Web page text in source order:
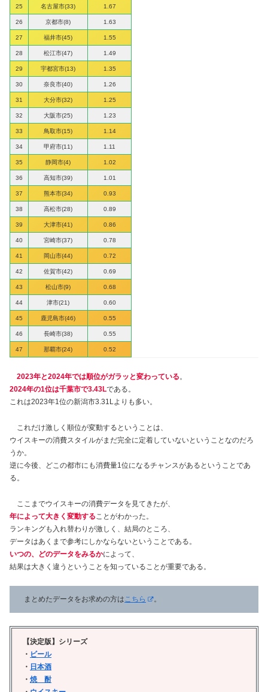
25 名古屋市(33) 1.67
26 京都市(8) 1.63
27 福井市(45) 1.55
28 松江市(47) 1.49
29 宇都宮市(13) 1.35
30 奈良市(40) 1.26
31 大分市(32) 1.25
32 大阪市(25) 1.23
33 鳥取市(15) 1.14
34 甲府市(11) 1.11
35 静岡市(4) 1.02
36 高知市(39) 1.01
37 熊本市(34) 0.93
38 高松市(28) 0.89
39 大津市(41) 0.86
40 宮崎市(37) 0.78
41 岡山市(44) 0.72
42 佐賀市(42) 0.69
43 松山市(9) 0.68
44 津市(21) 0.60
45 鹿児島市(46) 0.55
46 長崎市(38) 0.55
47 那覇市(24) 0.52
2023年と2024年では順位がガラッと変わっている。
2024年の1位は千葉市で3.43Lである。
これは2023年1位の新潟市3.31Lよりも多い。
これだけ激しく順位が変動するということは、
ウイスキーの消費スタイルがまだ完全に定着していないということなのだろ
うか。
逆に今後、どこの都市にも消費量1位になるチャンスがあるということであ
る。
ここまでウイスキーの消費データを見てきたが、
年によって大きく変動する ことがわかった。
ランキングも入れ替わりが激しく、結局のところ、
データはあくまで参考にしかならないということである。
いつの、どのデータをみるかによって、
結果は大きく違うということを知っていることが重要である。
まとめたデータをお求めの方はこちら 。
【決定版】シリーズ
・ ビール
・ 日本酒
・ 焼 酎